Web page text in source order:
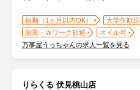
短期（1ヶ月以内OK） 大学生歓迎
副業・Ｗワーク歓迎
ネイル可
万事屋うっちゃんの求人一覧を見る
りらくる 伏見桃山店